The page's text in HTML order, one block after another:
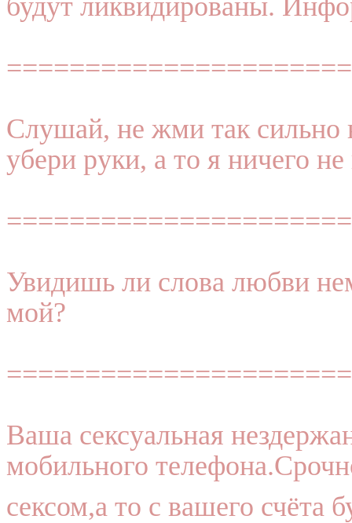
Слушай, не жми так сильно
убери руки, а то я ничего
Увидишь ли слова любви
мой?
Ваша сексуальная
мобильного
сексом,а то с вашего счёта